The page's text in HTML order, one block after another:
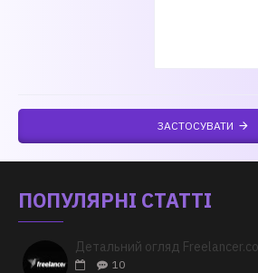
ЗАСТОСУВАТИ
ПОПУЛЯРНІ СТАТТІ
10